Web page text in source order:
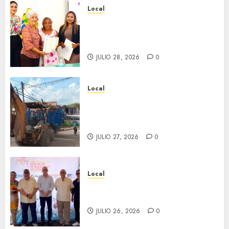
Local
JULIO 28, 2026 0
Local
JULIO 27, 2026 0
Local
JULIO 26, 2026 0